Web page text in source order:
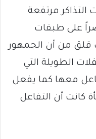
مرتفعة
على طبقات
قلق من أن الجمهور
الطويلة التي
معها كما يفعل
كانت أن التفاعل